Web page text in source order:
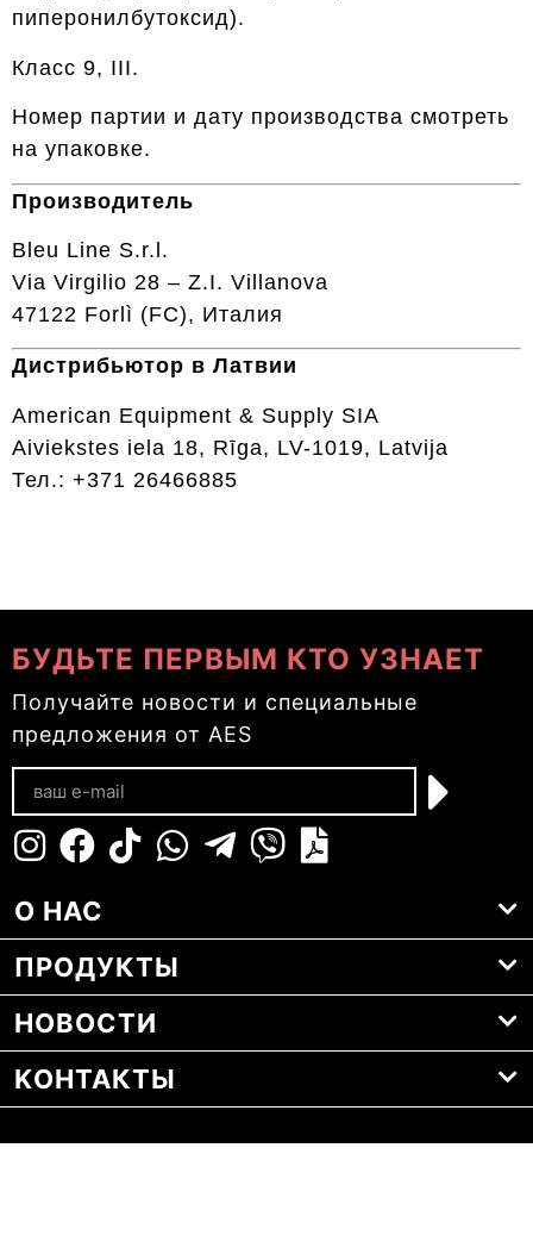
пиперонилбутоксид).
Класс 9, III.
Номер партии и дату производства смотреть
на упаковке.
Производитель
Bleu Line S.r.l.
Via Virgilio 28 – Z.I. Villanova
47122 Forlì (FC), Италия
Дистрибьютор в Латвии
American Equipment & Supply SIA
Aiviekstes iela 18, Rīga, LV-1019, Latvija
Тел.: +371 26466885
О НАС
ПРОДУКТЫ
НОВОСТИ
KОНТАКТЫ
БУДЬТЕ ПЕРВЫМ КТО УЗНАЕТ
Получайте новости и специальные
предложения от AES